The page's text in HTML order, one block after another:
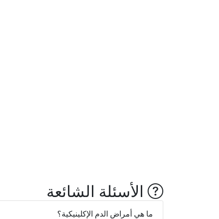
الأسئلة الشائعة
ما هي أمراض الدم الإكلينيكية؟